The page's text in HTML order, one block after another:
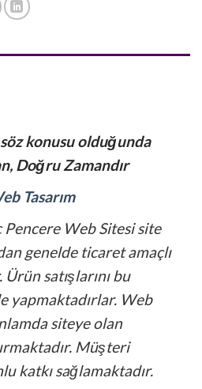
konusu olduğunda
Doğru Zamandır
Tasarım
Pencere Web Sitesi site
genelde ticaret amaçlı
satışlarını bu
yapmaktadırlar. Web
siteye olan
Müşteri
katkı sağlamaktadır.